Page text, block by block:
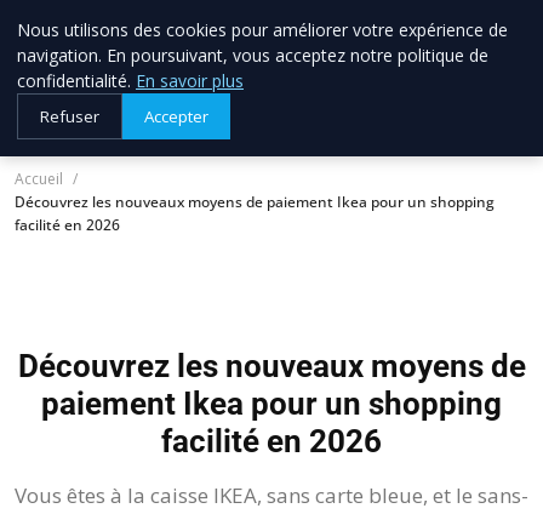
allo brico33
Votre expert bricolage en Gironde
Accueil
Découvrez les nouveaux moyens de paiement Ikea pour un shopping
facilité en 2026
Découvrez les nouveaux moyens de
paiement Ikea pour un shopping
facilité en 2026
Vous êtes à la caisse IKEA, sans carte bleue, et le sans-
Nous utilisons des cookies pour améliorer votre expérience de
navigation. En poursuivant, vous acceptez notre politique de
confidentialité. En savoir plus
Refuser Accepter